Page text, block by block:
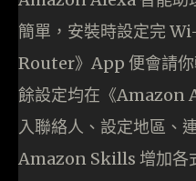
簡單，安裝時設定完
Router》App 便會請
餘設定均在《Amazon
入聯絡人、設定地區、
Amazon Skills 增加各